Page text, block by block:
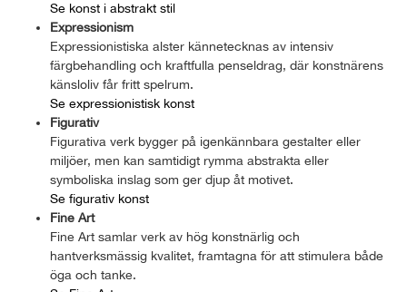
Se konst i abstrakt stil
Expressionism
Expressionistiska alster kännetecknas av intensiv
färgbehandling och kraftfulla penseldrag, där konstnärens
känsloliv får fritt spelrum.
Se expressionistisk konst
Figurativ
Figurativa verk bygger på igenkännbara gestalter eller
miljöer, men kan samtidigt rymma abstrakta eller
symboliska inslag som ger djup åt motivet.
Se figurativ konst
Fine Art
Fine Art samlar verk av hög konstnärlig och
hantverksmässig kvalitet, framtagna för att stimulera både
öga och tanke.